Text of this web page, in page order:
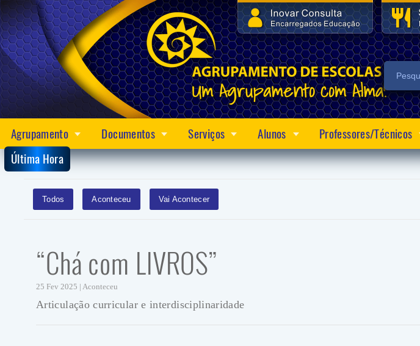
Agrupamento Documentos Serviços Alunos Professores/Técnicos
Última Hora
Todos Aconteceu Vai Acontecer
“Chá com LIVROS”
25 Fev 2025 | Aconteceu
Articulação curricular e interdisciplinaridade